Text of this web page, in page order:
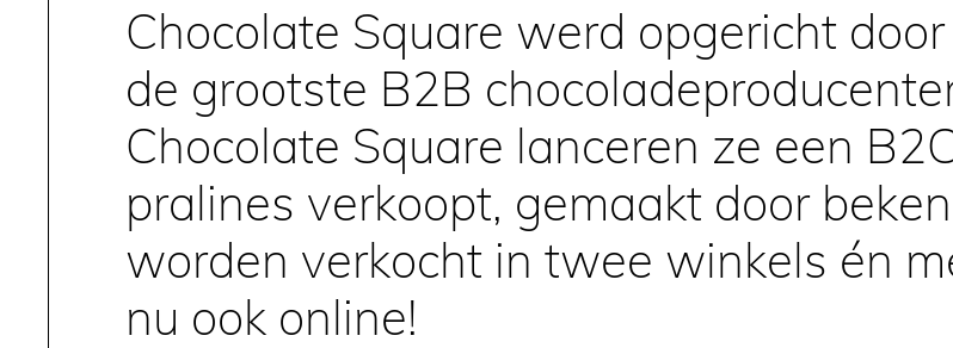
Chocolate Square werd opgericht
de grootste B2B
Chocolate Square lanceren ze een
pralines verkoopt, gemaakt door
worden verkocht in twee winkels én
nu ook online!